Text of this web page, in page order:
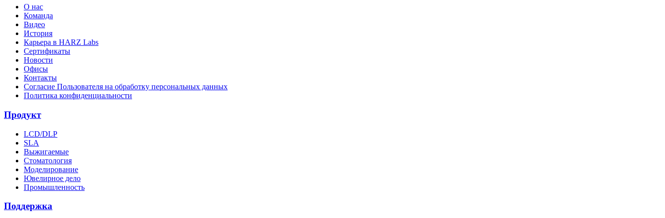
О нас
Команда
Видео
История
Карьера в HARZ Labs
Сертификаты
Новости
Офисы
Контакты
Согласие Пользователя на обработку персональных данных
Политика конфиденциальности
Продукт
LCD/DLP
SLA
Выжигаемые
Стоматология
Моделирование
Ювелирное дело
Промышленность
Поддержка